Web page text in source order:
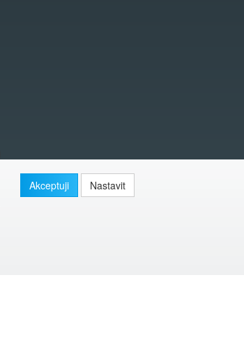
Akceptuji Nastavit